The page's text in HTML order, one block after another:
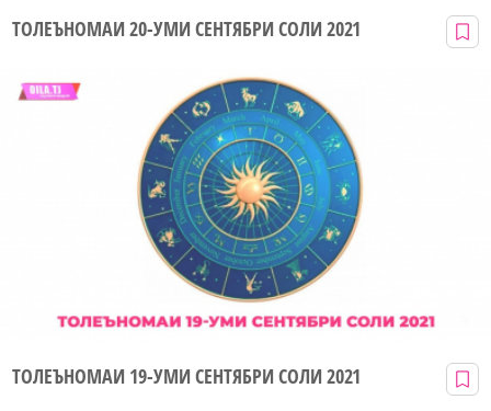
ТОЛЕЪНОМАИ 20-УМИ СЕНТЯБРИ СОЛИ 2021
ТОЛЕЪНОМАИ 19-УМИ СЕНТЯБРИ СОЛИ 2021